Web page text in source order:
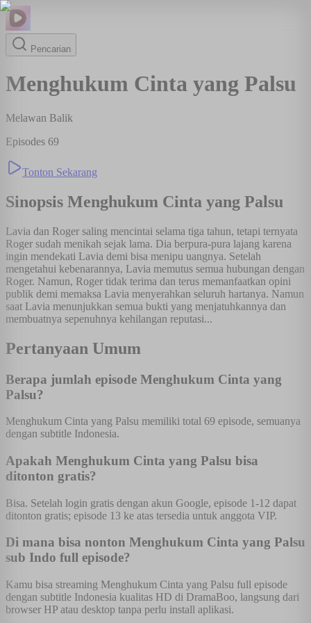
Pencarian
Menghukum Cinta yang Palsu
Melawan Balik
Episodes 69
Tonton Sekarang
Sinopsis Menghukum Cinta yang Palsu
Lavia dan Roger saling mencintai selama tiga tahun, tetapi ternyata
Roger sudah menikah sejak lama. Dia berpura-pura lajang karena
ingin mendekati Lavia demi bisa menipu uangnya. Setelah
mengetahui kebenarannya, Lavia memutus semua hubungan dengan
Roger. Namun, Roger tidak terima dan terus memanfaatkan opini
publik demi memaksa Lavia menyerahkan seluruh hartanya. Namun
saat Lavia menunjukkan semua bukti yang menjatuhkannya dan
membuatnya sepenuhnya kehilangan reputasi...
Pertanyaan Umum
Berapa jumlah episode Menghukum Cinta yang
Palsu?
Menghukum Cinta yang Palsu memiliki total 69 episode, semuanya
dengan subtitle Indonesia.
Apakah Menghukum Cinta yang Palsu bisa
ditonton gratis?
Bisa. Setelah login gratis dengan akun Google, episode 1-12 dapat
ditonton gratis; episode 13 ke atas tersedia untuk anggota VIP.
Di mana bisa nonton Menghukum Cinta yang Palsu
sub Indo full episode?
Kamu bisa streaming Menghukum Cinta yang Palsu full episode
dengan subtitle Indonesia kualitas HD di DramaBoo, langsung dari
browser HP atau desktop tanpa perlu install aplikasi.